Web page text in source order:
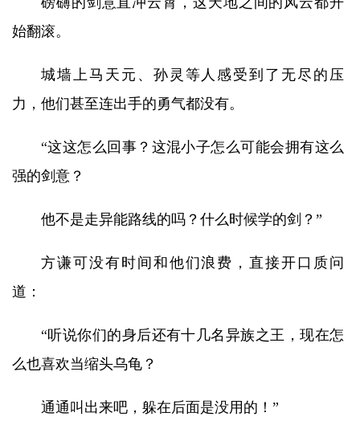
始翻滚。
城墙上马天元、孙灵等人感受到了无尽的压
力，他们甚至连出手的勇气都没有。
“这这怎么回事？这混小子怎么可能会拥有这么
强的剑意？
他不是走异能路线的吗？什么时候学的剑？”
方谦可没有时间和他们浪费，直接开口质问
道：
“听说你们的身后还有十几名异族之王，现在怎
么也喜欢当缩头乌龟？
通通叫出来吧，躲在后面是没用的！”